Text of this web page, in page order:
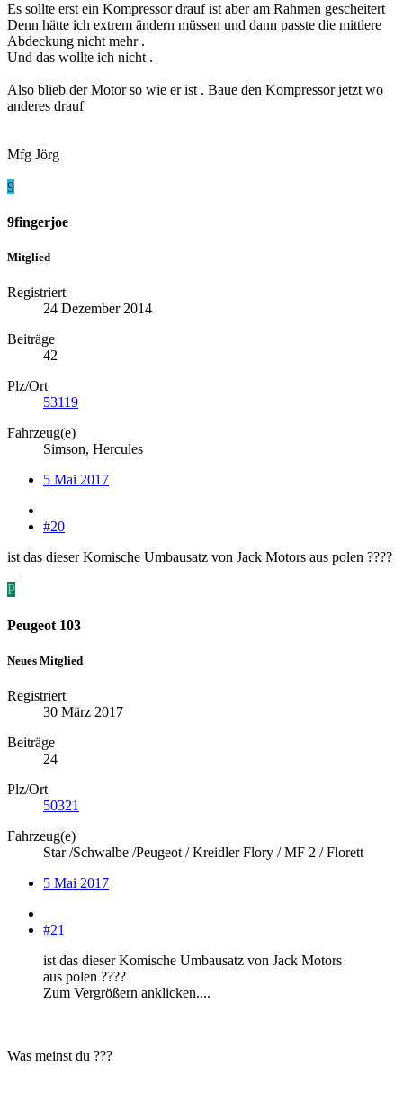
Es sollte erst ein Kompressor drauf ist aber am Rahmen gescheitert
Denn hätte ich extrem ändern müssen und dann passte die mittlere
Abdeckung nicht mehr .
Und das wollte ich nicht .
Also blieb der Motor so wie er ist . Baue den Kompressor jetzt wo
anderes drauf
Mfg Jörg
9
9fingerjoe
Mitglied
Registriert
24 Dezember 2014
Beiträge
42
Plz/Ort
53119
Fahrzeug(e)
Simson, Hercules
5 Mai 2017
#20
ist das dieser Komische Umbausatz von Jack Motors aus polen ????
P
Peugeot 103
Neues Mitglied
Registriert
30 März 2017
Beiträge
24
Plz/Ort
50321
Fahrzeug(e)
Star /Schwalbe /Peugeot / Kreidler Flory / MF 2 / Florett
5 Mai 2017
#21
ist das dieser Komische Umbausatz von Jack Motors
aus polen ????
Zum Vergrößern anklicken....
Was meinst du ???